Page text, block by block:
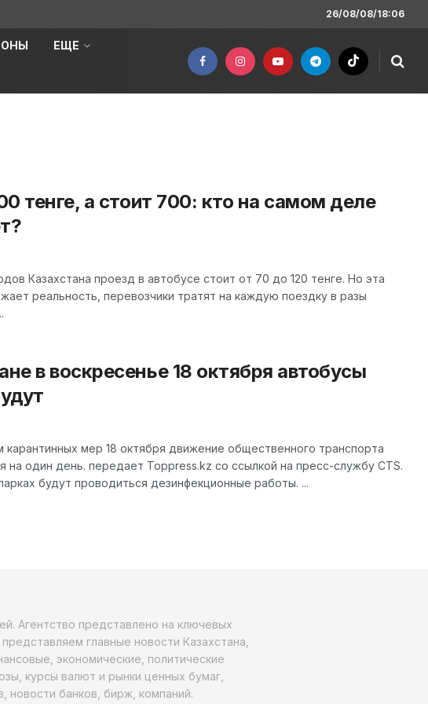
26/08/08/18:06
ЕЩЕ
тенге, а стоит 700: кто на самом деле
Казахстана проезд в автобусе стоит от 70 до 120 тенге. Но эта
реальность, перевозчики тратят на каждую поездку в разы
в воскресенье 18 октября автобусы
карантинных мер 18 октября движение общественного транспорта
на один день. передает Toppress.kz со ссылкой на пресс-службу CTS.
будут проводиться дезинфекционные работы. ...
Агентство представлено на ключевых
главные новости Казахстана,
экономические, политические
курсы валют и рынки ценных бумаг,
новости банков, бирж, компаний.